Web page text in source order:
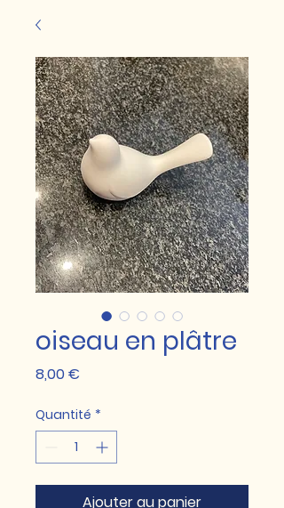
oiseau en plâtre
8,00 €
Quantité *
Ajouter au panier